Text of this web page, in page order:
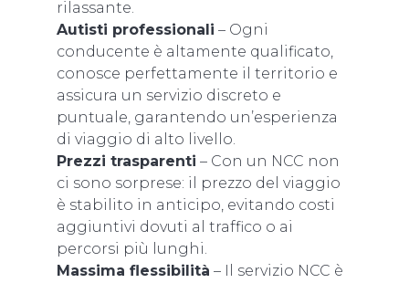
rilassante.
Autisti professionali – Ogni
conducente è altamente qualificato,
conosce perfettamente il territorio e
assicura un servizio discreto e
puntuale, garantendo un’esperienza
di viaggio di alto livello.
Prezzi trasparenti – Con un NCC non
ci sono sorprese: il prezzo del viaggio
è stabilito in anticipo, evitando costi
aggiuntivi dovuti al traffico o ai
percorsi più lunghi.
Massima flessibilità – Il servizio NCC è